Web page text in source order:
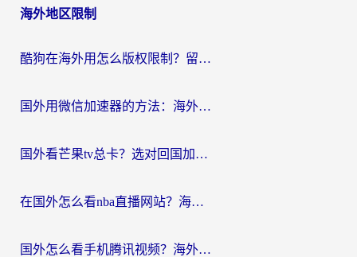
海外地区限制
酷狗在海外用怎么版权限制？留学生亲测：3步解决听国内音乐难题
国外用微信加速器的方法：海外党无缝连接国内生活的实用指南
国外看芒果tv总卡？选对回国加速器，轻松追《浪姐》不费劲
在国外怎么看nba直播网站？海外党专属体育观赛指南，告别地区限制！
国外怎么看手机腾讯视频？海外党亲测有效的追剧加速器选择指南